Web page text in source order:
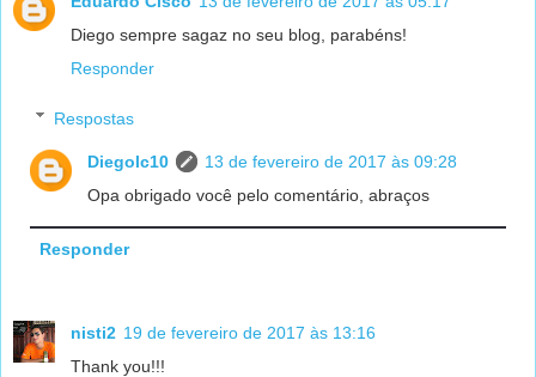
Diego sempre sagaz no seu blog, parabéns!
Responder
Respostas
Diegolc10
13 de fevereiro de 2017 às 09:28
Opa obrigado você pelo comentário, abraços
Responder
nisti2 19 de fevereiro de 2017 às 13:16
Thank you!!!